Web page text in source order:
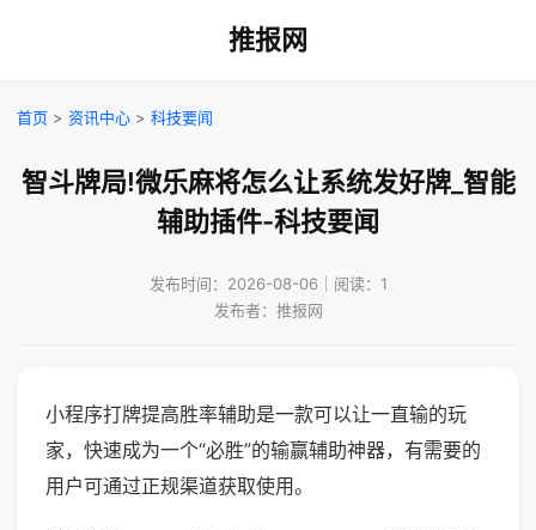
推报网
首页 > 资讯中心 > 科技要闻
智斗牌局!微乐麻将怎么让系统发好牌_智能
辅助插件-科技要闻
发布时间：2026-08-06｜阅读：1
发布者：推报网
小程序打牌提高胜率辅助是一款可以让一直输的玩
家，快速成为一个“必胜”的输赢辅助神器，有需要的
用户可通过正规渠道获取使用。